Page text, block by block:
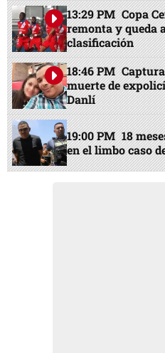
13:29 PM Copa
remonta y queda
clasificación
18:46 PM
muerte de
Danlí
19:00 PM 18
en el limbo caso